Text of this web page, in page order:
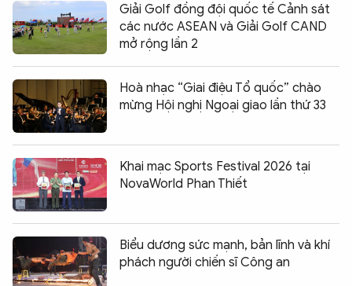
Giải Golf đồng đội quốc tế Cảnh sát
các nước ASEAN và Giải Golf CAND
mở rộng lần 2
Hoà nhạc “Giai điệu Tổ quốc” chào
mừng Hội nghị Ngoại giao lần thứ 33
Khai mạc Sports Festival 2026 tại
NovaWorld Phan Thiết
Biểu dương sức mạnh, bản lĩnh và khí
phách người chiến sĩ Công an